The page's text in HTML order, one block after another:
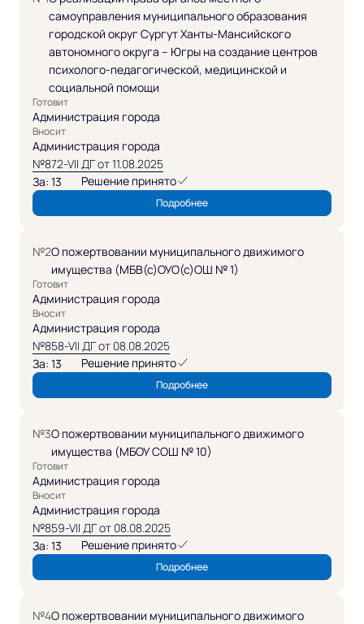
самоуправления муниципального образования
городской округ Сургут Ханты-Мансийского
автономного округа – Югры на создание центров
психолого-педагогической, медицинской и
социальной помощи
Готовит
Администрация города
Вносит
Администрация города
За: 13 Решение принято
№872-VII ДГ от 11.08.2025
Подробнее
№2О пожертвовании муниципального движимого
имущества (МБВ(с)ОУО(с)ОШ № 1)
Готовит
Администрация города
Вносит
Администрация города
За: 13 Решение принято
№858-VII ДГ от 08.08.2025
Подробнее
№3О пожертвовании муниципального движимого
имущества (МБОУ СОШ № 10)
Готовит
Администрация города
Вносит
Администрация города
За: 13 Решение принято
№859-VII ДГ от 08.08.2025
Подробнее
№4О пожертвовании муниципального движимого